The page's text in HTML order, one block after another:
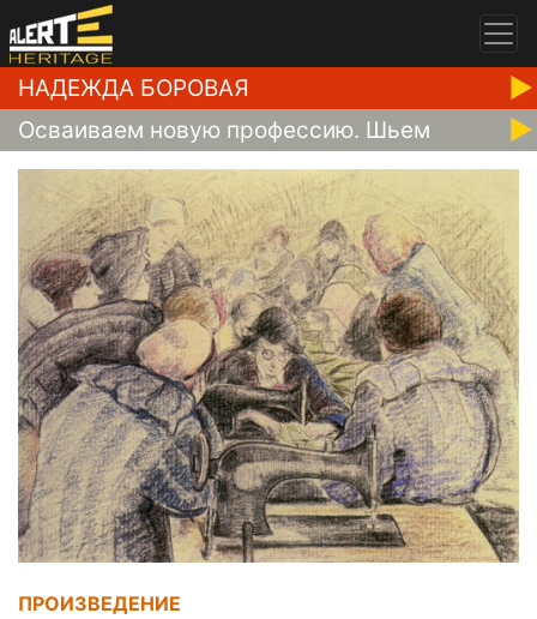
НАДЕЖДА БОРОВАЯ
Осваиваем новую профессию. Шьем
гимнастерки, 1938
ПРОИЗВЕДЕНИЕ